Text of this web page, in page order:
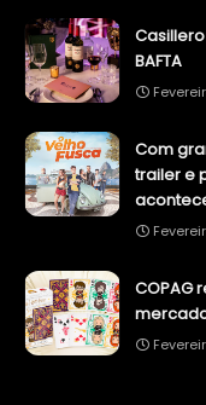
BAFTA
Com
trailer e
COPAG